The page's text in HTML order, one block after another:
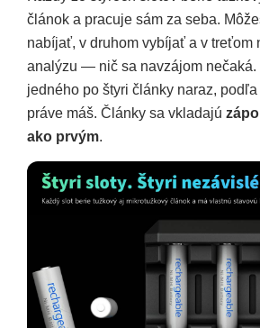
článok a pracuje sám za seba.
nabíjať, v druhom vybíjať a v treťom
analýzu — nič sa navzájom nečaká.
jedného po štyri články naraz,
práve máš. Články sa vkladajú
ako prvým.